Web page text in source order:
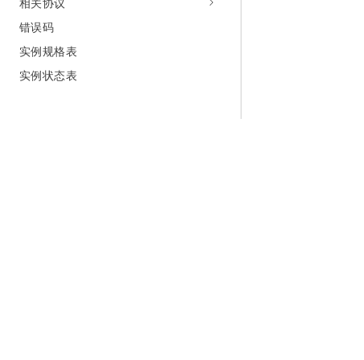
错误码
实例规格表
实例状态表